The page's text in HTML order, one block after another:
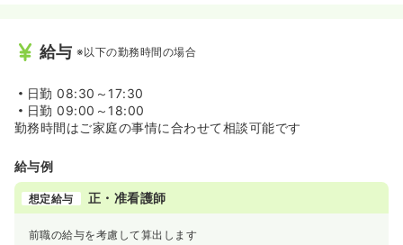
給与 ※以下の勤務時間の場合
日勤 08:30～17:30
日勤 09:00～18:00
勤務時間はご家庭の事情に合わせて相談可能です
給与例
想定給与 正・准看護師
前職の給与を考慮して算出します